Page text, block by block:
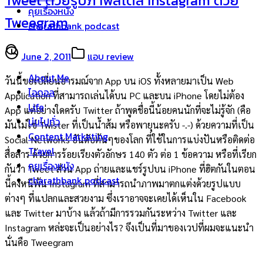
คุยเรื่องหนัง
charathbank podcast
About Me
ไอดอล
Life
บ่นไปทั่ว
Content Marketing
Travel
คุยเรื่องหนัง
charathbank podcast
Tweegram
June 2, 2011 แอบ review
วันนี้ขอเปลี่ยนอารมณ์จาก App บน iOS ทั้งหลายมาเป็น Web
Application ที่สามารถเล่นได้บน PC และบน iPhone โดยไม่ต้อง
App แต่อย่างใดครับ Twitter ถ้าพูดชื่อนี้น้อยคนนักที่จะไม่รู้จัก (คือ
มันไม่ใช่ Twister ที่เป็นน้ำส้ม หรือพายุนะครับ -.-) ด้วยความที่เป็น
Social Networks อันดับต้นๆของโลก ที่ใช้ในการแบ่งปันหรือติดต่อ
สื่อสาร ด้วยการร้อยเรียงตัวอักษร 140 ตัว ต่อ 1 ข้อความ หรือที่เรียก
กันว่า Tweet ส่วน App ถ่ายและแชร์รูปบน iPhone ที่ฮิตกันในตอน
นี้คงหนีพ้น Instagram ที่สามารถนำภาพมาตกแต่งด้วยรูปแบบ
ต่างๆ ที่แปลกและสวยงาม ซึ่งเราอาจจะเคยได้เห็นใน Facebook
และ Twitter มาบ้าง แล้วถ้ามีการรวมกันระหว่าง Twitter และ
Instagram หล่ะจะเป็นอย่างไร? จึงเป็นที่มาของเวปที่ผมจะแนะนำ
นั่นคือ Tweegram